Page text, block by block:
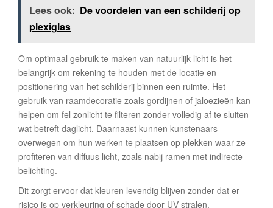
Lees ook: De voordelen van een schilderij op
plexiglas
Om optimaal gebruik te maken van natuurlijk licht is het
belangrijk om rekening te houden met de locatie en
positionering van het schilderij binnen een ruimte. Het
gebruik van raamdecoratie zoals gordijnen of jaloezieën kan
helpen om fel zonlicht te filteren zonder volledig af te sluiten
wat betreft daglicht. Daarnaast kunnen kunstenaars
overwegen om hun werken te plaatsen op plekken waar ze
profiteren van diffuus licht, zoals nabij ramen met indirecte
belichting.
Dit zorgt ervoor dat kleuren levendig blijven zonder dat er
risico is op verkleuring of schade door UV-stralen.